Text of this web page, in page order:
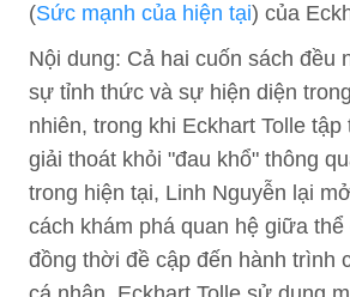
(Sức mạnh của hiện tại) của
Nội dung: Cả hai cuốn sách đều
sự tỉnh thức và sự hiện diện
nhiên, trong khi Eckhart Tolle tập
giải thoát khỏi "đau khổ" thông
trong hiện tại, Linh Nguyễn lại
cách khám phá quan hệ giữa
đồng thời đề cập đến hành trình